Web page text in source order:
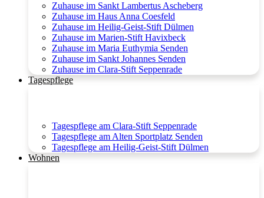
Zuhause im Sankt Lambertus Ascheberg
Zuhause im Haus Anna Coesfeld
Zuhause im Heilig-Geist-Stift Dülmen
Zuhause im Marien-Stift Havixbeck
Zuhause im Maria Euthymia Senden
Zuhause im Sankt Johannes Senden
Zuhause im Clara-Stift Seppenrade
Tagespflege
Tagespflege am Clara-Stift Seppenrade
Tagespflege am Alten Sportplatz Senden
Tagespflege am Heilig-Geist-Stift Dülmen
Wohnen